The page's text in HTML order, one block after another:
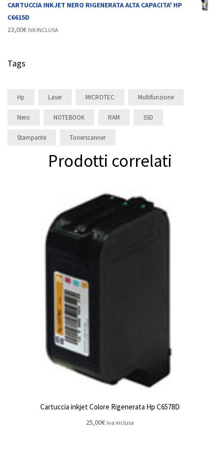
CARTUCCIA INKJET NERO RIGENERATA ALTA CAPACITA' HP
C6615D
23,00€ IVA INCLUSA
Tags
Hp Laser MICROTEC Multifunzione
Nero NOTEBOOK RAM SSD
Stampante Tonerscanner
Prodotti correlati
Cartuccia inkjet Colore Rigenerata Hp C6578D
25,00€ iva inclusa